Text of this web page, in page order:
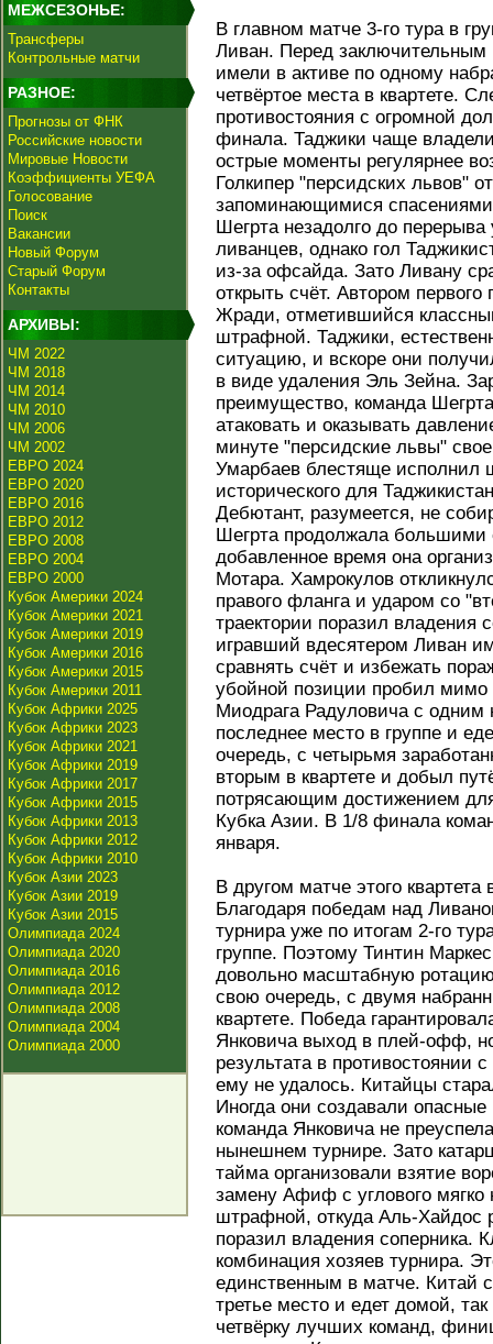
МЕЖСЕЗОНЬЕ:
Трансферы
Контрольные матчи
РАЗНОЕ:
Прогнозы от ФНК
Российские новости
Мировые Новости
Коэффициенты УЕФА
Голосование
Поиск
Вакансии
Новый Форум
Старый Форум
Контакты
АРХИВЫ:
ЧМ 2022
ЧМ 2018
ЧМ 2014
ЧМ 2010
ЧМ 2006
ЧМ 2002
ЕВРО 2024
ЕВРО 2020
ЕВРО 2016
ЕВРО 2012
ЕВРО 2008
ЕВРО 2004
ЕВРО 2000
Кубок Америки 2024
Кубок Америки 2021
Кубок Америки 2019
Кубок Америки 2016
Кубок Америки 2015
Кубок Америки 2011
Кубок Африки 2025
Кубок Африки 2023
Кубок Африки 2021
Кубок Африки 2019
Кубок Африки 2017
Кубок Африки 2015
Кубок Африки 2013
Кубок Африки 2012
Кубок Африки 2010
Кубок Азии 2023
Кубок Азии 2019
Кубок Азии 2015
Олимпиада 2024
Олимпиада 2020
Олимпиада 2016
Олимпиада 2012
Олимпиада 2008
Олимпиада 2004
Олимпиада 2000
В главном матче 3-го тура в
Ливан. Перед
имели в активе по одному
четвёртое места в квартете.
противостояния с огромной
финала. Таджики чаще
острые моменты регулярнее
Голкипер "персидских львов"
запоминающимися
Шегрта незадолго до
ливанцев, однако гол
из-за офсайда. Зато Ливану
открыть счёт. Автором первого
Жради, отметившийся
штрафной. Таджики,
ситуацию, и вскоре они
в виде удаления Эль Зейна.
преимущество, команда
атаковать и оказывать
минуте "персидские львы"
Умарбаев блестяще исполнил
исторического для
Дебютант, разумеется, не
Шегрта продолжала большими
добавленное время она
Мотара. Хамрокулов
правого фланга и ударом со
траектории поразил владения
игравший вдесятером Ливан
сравнять счёт и избежать
убойной позиции пробил
Миодрага Радуловича с одним
последнее место в группе и
очередь, с четырьмя
вторым в квартете и добыл
потрясающим достижением
Кубка Азии. В 1/8 финала
января.
В другом матче этого
Благодаря победам над
турнира уже по итогам 2-го
группе. Поэтому Тинтин
довольно масштабную
свою очередь, с двумя
квартете. Победа
Янковича выход в плей-офф,
результата в противостоянии
ему не удалось. Китайцы
Иногда они создавали
команда Янковича не
нынешнем турнире. Зато
тайма организовали взятие
замену Афиф с углового
штрафной, откуда Аль-Хайдос
поразил владения соперника.
комбинация хозяев турнира.
единственным в матче. Китай
третье место и едет домой,
четвёрку лучших команд,